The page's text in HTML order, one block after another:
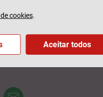
pré-contratual e contratual
nº 1197, com marca AdvanceCare
cookies.
Aceitar todos